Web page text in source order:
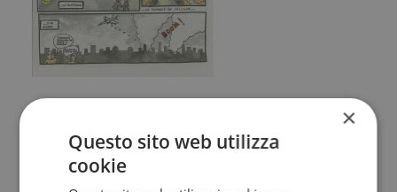
Corriere della Sera, 22/01/2012 ×
Questo sito web utilizza
cookie